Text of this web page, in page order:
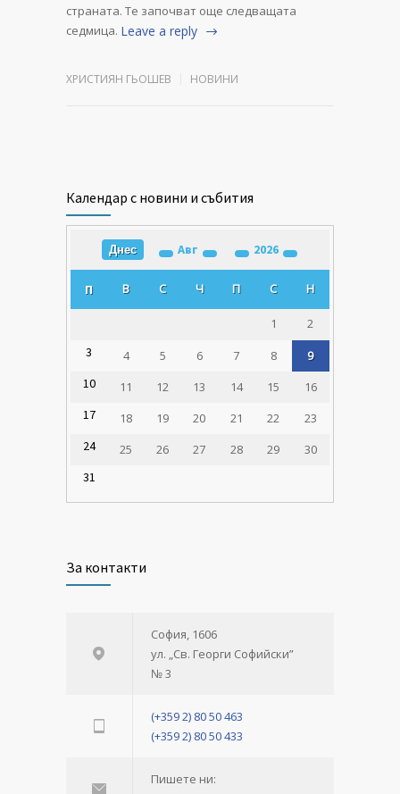
страната. Те започват още следващата
седмица. Leave a reply
ХРИСТИЯН ГЬОШЕВ НОВИНИ
Календар с новини и събития
Днес Авг 2026
П В С Ч П С Н
1
2
3
4 5 6 7 8
9
10
11 12 13 14 15
16
17
18 19 20 21 22
23
24
25 26 27 28 29
30
31
За контакти
София, 1606
ул. „Св. Георги Софийски”
№ 3
(+359 2) 80 50 463
(+359 2) 80 50 433
Пишете ни: